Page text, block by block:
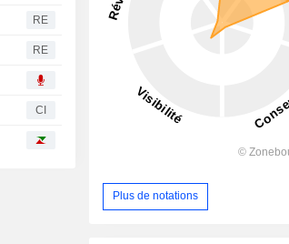
RE
RE
CI
Plus de notations